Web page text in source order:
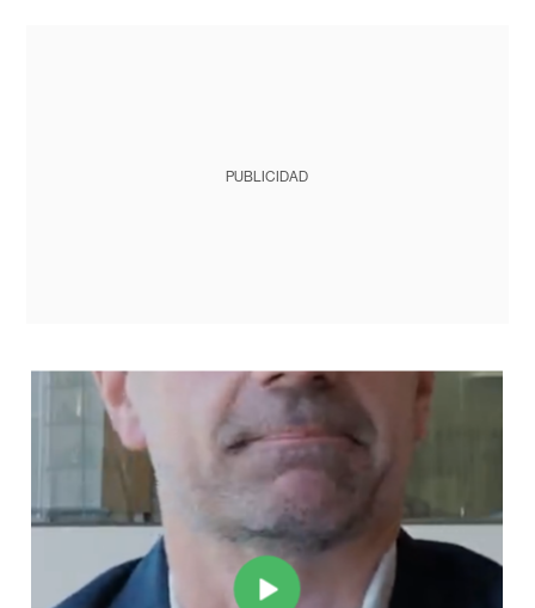
PUBLICIDAD